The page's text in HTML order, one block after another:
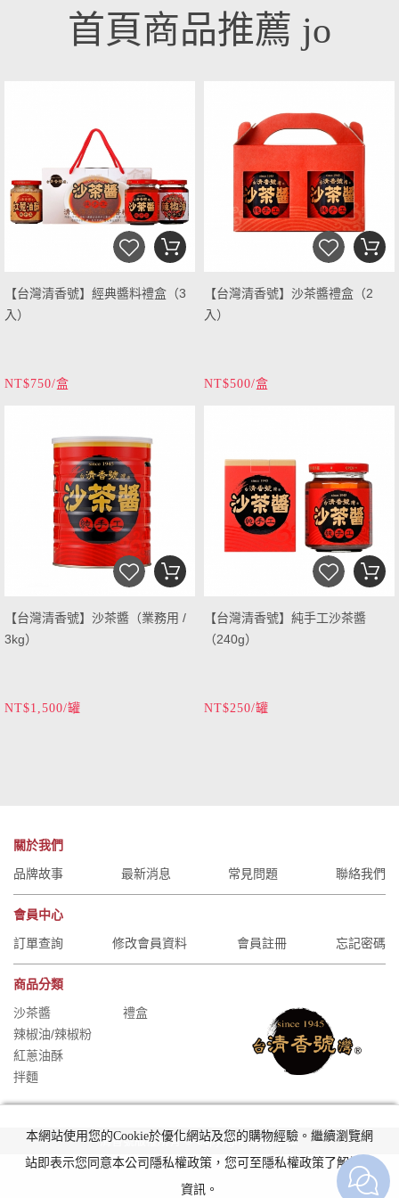
首頁商品推薦 jo
【台灣清香號】經典醬料禮盒（3
入）
NT$750/盒
【台灣清香號】沙茶醬禮盒（2
入）
NT$500/盒
【台灣清香號】沙茶醬（業務用 /
3kg）
NT$1,500/罐
【台灣清香號】純手工沙茶醬
（240g）
NT$250/罐
關於我們
品牌故事
最新消息 常見問題 聯絡我們
會員中心
訂單查詢
修改會員資料 會員註冊 忘記密碼
商品分類
沙茶醬
辣椒油/辣椒粉
紅蔥油酥
拌麵
禮盒
清香號版權所有 © copyright Reserved.
本網站使用您的Cookie於優化網站及您的購物經驗。繼續瀏覽網
站即表示您同意本公司隱私權政策，您可至隱私權政策了解詳細
資訊。